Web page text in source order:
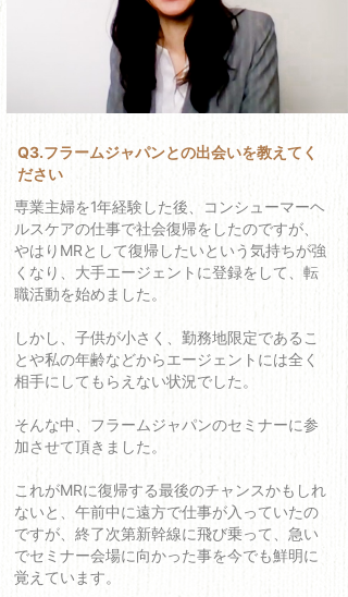
Q3.フラームジャパンとの出会いを教えてく
ださい
専業主婦を1年経験した後、コンシューマーヘ
ルスケアの仕事で社会復帰をしたのですが、
やはりMRとして復帰したいという気持ちが強
くなり、大手エージェントに登録をして、転
職活動を始めました。
しかし、子供が小さく、勤務地限定であるこ
とや私の年齢などからエージェントには全く
相手にしてもらえない状況でした。
そんな中、フラームジャパンのセミナーに参
加させて頂きました。
これがMRに復帰する最後のチャンスかもしれ
ないと、午前中に遠方で仕事が入っていたの
ですが、終了次第新幹線に飛び乗って、急い
でセミナー会場に向かった事を今でも鮮明に
覚えています。